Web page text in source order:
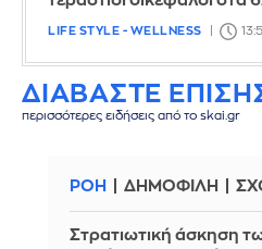
LIFE STYLE - WELLNESS
ΔΙΑΒΑΣΤΕ
περισσότερες ειδήσεις από το skai.gr
ΡΟΗ ΔΗΜΟΦΙΛΗ
Στρατιωτική άσκηση